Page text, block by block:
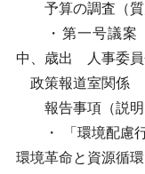
予算の調査（質
・第一号議案
中、歳出 人事委員
政策報道室関係
報告事項（説明
・ 「環境配慮行
環境革命と資源循